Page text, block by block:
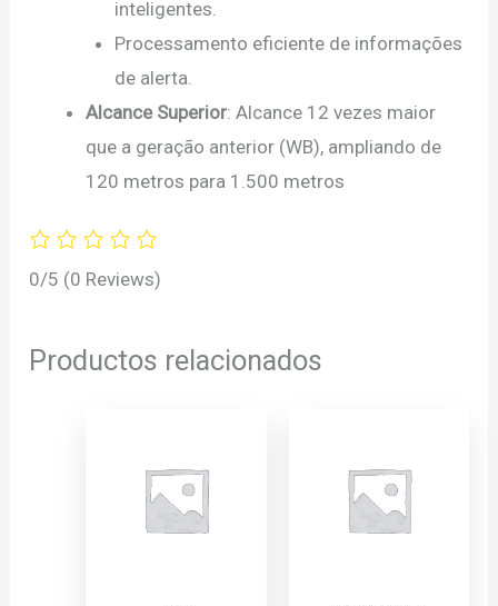
inteligentes.
Processamento eficiente de informações
de alerta.
Alcance Superior: Alcance 12 vezes maior
que a geração anterior (WB), ampliando de
120 metros para 1.500 metros
0/5 (0 Reviews)
Productos relacionados